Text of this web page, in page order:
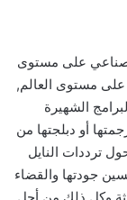
صناعي على مستوى
توجد على مستوى العالم,
الشهيرة
أو دبلجتها من
ترددات النايل
جودتها والقضاء